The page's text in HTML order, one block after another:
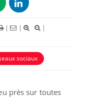
| |
|
sociaux
près sur toutes